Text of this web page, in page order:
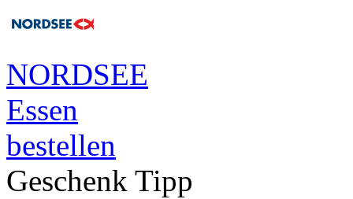
NORDSEE
Essen
bestellen
Geschenk Tipp